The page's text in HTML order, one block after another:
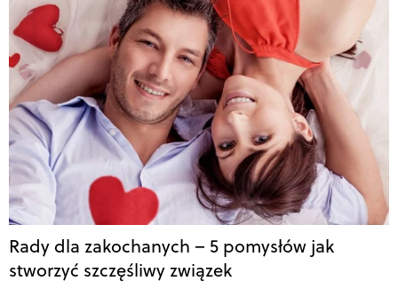
Rady dla zakochanych – 5 pomysłów jak
stworzyć szczęśliwy związek